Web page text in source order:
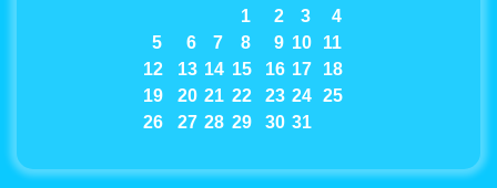
1
2 3
4
5
6 7 8 9 10
11
12
13 14 15 16 17
18
19
20 21 22 23 24
25
26
27 28 29 30 31